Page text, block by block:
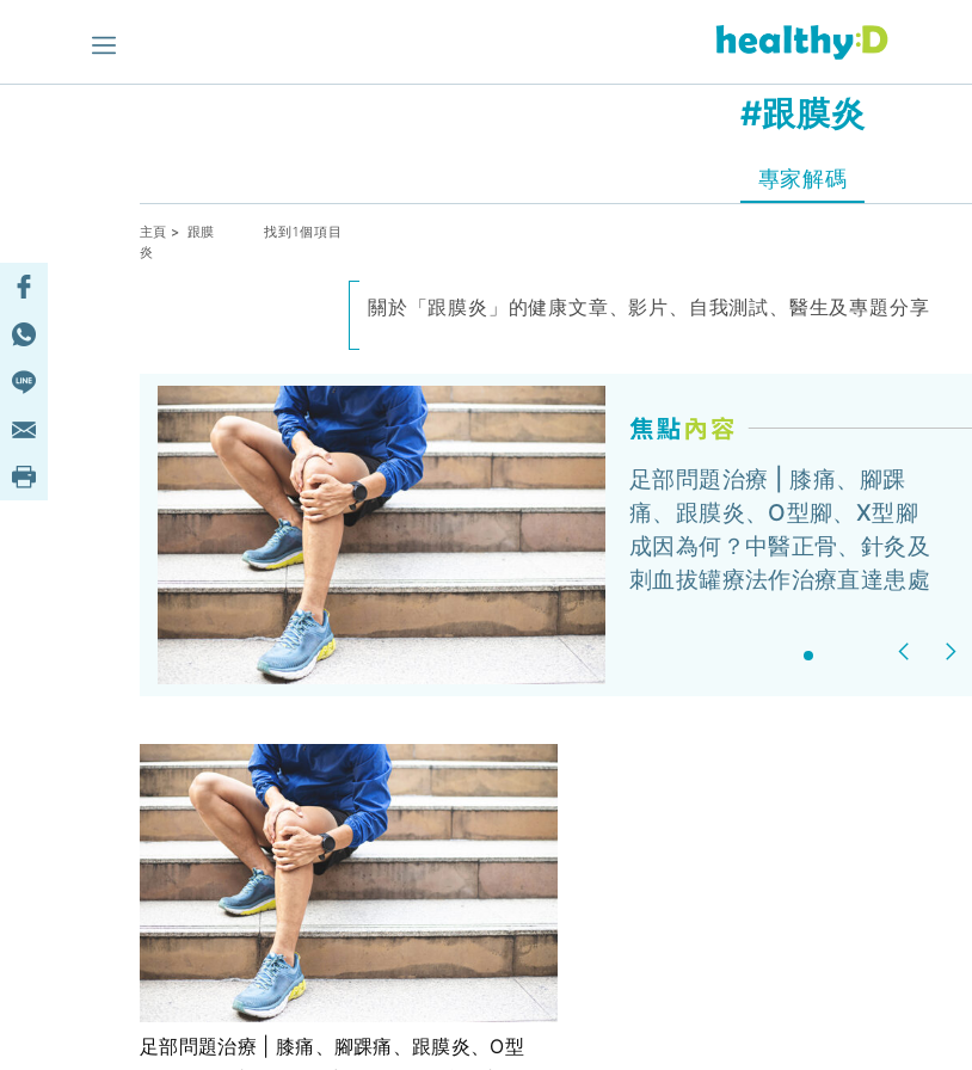
#跟膜炎
專家解碼
主頁 > 跟膜
炎
找到1個項目
關於「跟膜炎」的健康文章、影片、自我測試、醫生及專題分享
足部問題治療 | 膝痛、腳踝
痛、跟膜炎、O型腳、X型腳
成因為何？中醫正骨、針灸及
刺血拔罐療法作治療直達患處
Previous
足部問題治療 | 膝痛、腳踝痛、跟膜炎、O型